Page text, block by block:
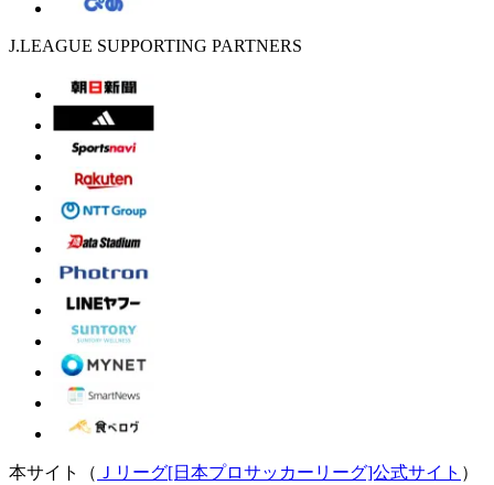
J.LEAGUE SUPPORTING PARTNERS
本サイト（ Ｊリーグ[日本プロサッカーリーグ]公式サイト ）